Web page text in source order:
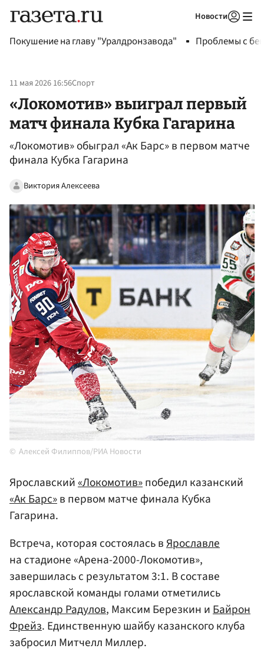
Новости
Покушение на главу "Уралдронзавода" Проблемы с
11 мая 2026 16:56Спорт
«Локомотив» выиграл первый
матч финала Кубка Гагарина
«Локомотив» обыграл «Ак Барс» в первом матче
финала Кубка Гагарина
Виктория Алексеева
Алексей Филиппов/РИА Новости
Ярославский«Локомотив»победил казанский
«Ак Барс»в первом матче финала Кубка
Гагарина.
Встреча, которая состоялась вЯрославле
на стадионе «Арена-2000-Локомотив»,
завершилась с результатом 3:1. В составе
ярославской команды голами отметились
Александр Радулов, Максим Березкин иБайрон
Фрейз. Единственную шайбу казанского клуба
забросил Митчелл Миллер.